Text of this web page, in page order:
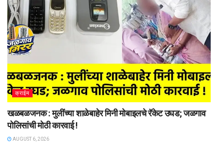
क्राईम
खळबळजनक : मुलींच्या शाळेबाहेर मिनी मोबाइलचे रॅकेट उघड; जळगाव
पोलिसांची मोठी कारवाई !
AUGUST 6, 2026